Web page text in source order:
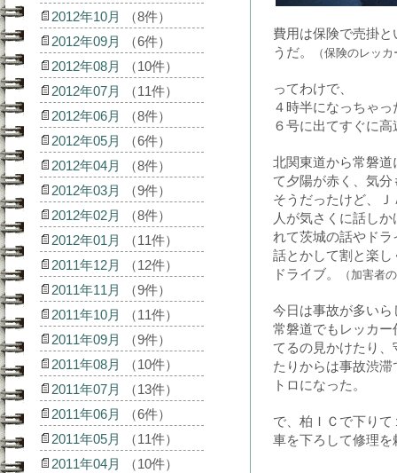
費用は保険で売掛
うだ。
（保険のレッ
ってわけで、
４時半になっちゃ
６号に出てすぐに
北関東道から常磐道
て夕陽が赤く、気分
そうだったけど、Ｊ
人が気さくに話しか
れて茨城の話やドラ
話とかして割と楽し
ドライブ。
（加害者
今日は事故が多いら
常磐道でもレッカー
てるの見かけたり、
たりからは事故渋滞
トロになった。
で、柏ＩＣで下り
車を下ろして修理
2012年10月
（8件）
2012年09月
（6件）
2012年08月
（10件）
2012年07月
（11件）
2012年06月
（8件）
2012年05月
（6件）
2012年04月
（8件）
2012年03月
（9件）
2012年02月
（8件）
2012年01月
（11件）
2011年12月
（12件）
2011年11月
（9件）
2011年10月
（11件）
2011年09月
（9件）
2011年08月
（10件）
2011年07月
（13件）
2011年06月
（6件）
2011年05月
（11件）
2011年04月
（10件）